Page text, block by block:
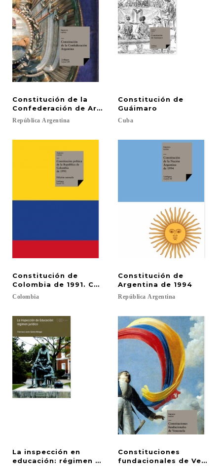
Constitución de la
Confederación de Argentina
República Argentina
Constitución de
Guáimaro
Cuba
Constitución de
Colombia de 1991. Constitución política de la
Colombia
Constitución de
Argentina de 1994
República Argentina
La inspección en
educación: régimen jurídico
Constituciones
fundacionales de